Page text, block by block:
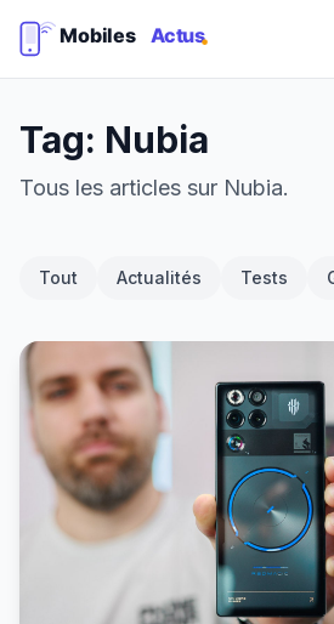
Tag: Nubia
Tous les articles sur Nubia.
Tout Actualités Tests